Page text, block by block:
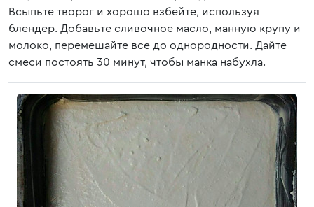
Всыпьте творог и хорошо взбейте, используя
блендер. Добавьте сливочное масло, манную крупу и
молоко, перемешайте все до однородности. Дайте
смеси постоять 30 минут, чтобы манка набухла.